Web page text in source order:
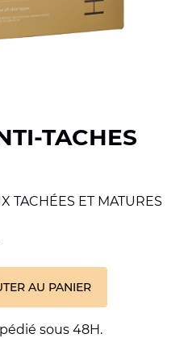
TACHES
TACHÉES ET MATURES
AU PANIER
sous 48H.